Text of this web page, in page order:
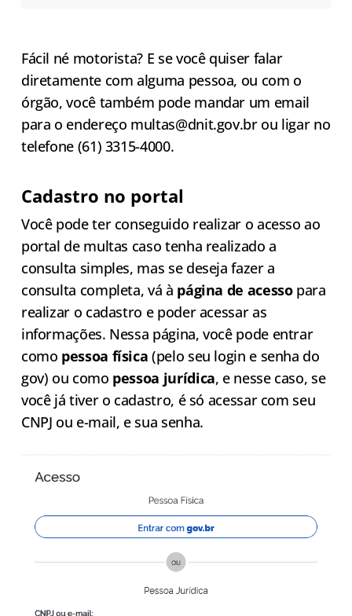
Fácil né motorista? E se você quiser falar
diretamente com alguma pessoa, ou com o
órgão, você também pode mandar um email
para o endereço multas@dnit.gov.brou ligar no
telefone (61) 3315-4000.
Cadastro no portal
Você pode ter conseguido realizar o acesso ao
portal de multas caso tenha realizado a
consulta simples, mas se deseja fazer a
consulta completa, vá à página de acessopara
realizar o cadastro e poder acessar as
informações. Nessa página, você pode entrar
como pessoa física (pelo seu login e senha do
gov) ou como pessoa jurídica, e nesse caso, se
você já tiver o cadastro, é só acessar com seu
CNPJ ou e-mail, e sua senha.